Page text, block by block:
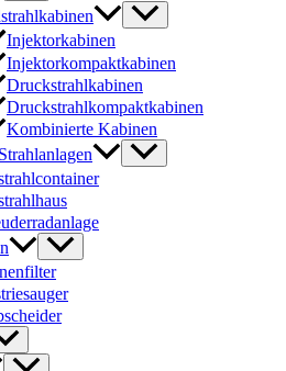
Injektorkabinen
Injektorkompaktkabinen
Druckstrahlkabinen
Druckstrahlkompaktkabinen
Kombinierte Kabinen